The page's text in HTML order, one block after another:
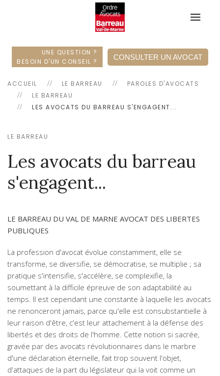
UNE QUESTION ?
BESOIN D'UN CONSEIL ?
CONSULTER UN AVOCAT
ACCUEIL LE BARREAU
PAROLES D'AVOCATS
LE BARREAU
LES AVOCATS DU BARREAU S'ENGAGENT...
LE BARREAU
Les avocats du barreau
s'engagent...
LE BARREAU DU VAL DE MARNE AVOCAT DES LIBERTES
PUBLIQUES
La profession d'avocat évolue constamment, elle se
transforme, se diversifie, se démocratise, se multiplie ; sa
pratique s'intensifie, s'accélère, se complexifie, la
soumettant à la difficile épreuve de son adaptabilité au
temps. Il est cependant une constante à laquelle les avocats
ne renonceront jamais, parce qu'elle est consubstantielle à
leur raison d'être, c'est leur attachement à la défense des
libertés et des droits de l'homme. Cette notion si sacrée,
gravée par des avocats révolutionnaires dans le marbre
d'une déclaration éternelle, fait trop souvent l'objet,
d'attaques de la part du législateur qui la voit comme un